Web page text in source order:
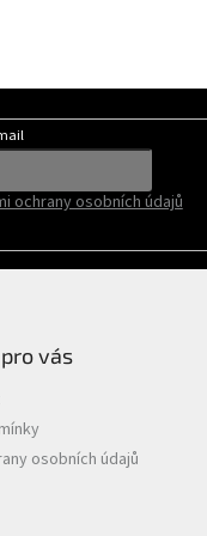
ochrany osobních údajů
vás
osobních údajů